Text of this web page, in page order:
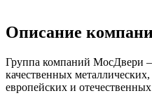
Описание
Группа компаний МосДвери
качественных
европейских и